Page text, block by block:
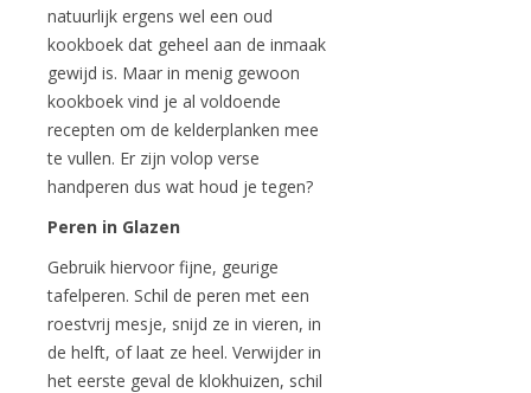
natuurlijk ergens wel een oud
kookboek dat geheel aan de inmaak
gewijd is. Maar in menig gewoon
kookboek vind je al voldoende
recepten om de kelderplanken mee
te vullen. Er zijn volop verse
handperen dus wat houd je tegen?
Peren in Glazen
Gebruik hiervoor fijne, geurige
tafelperen. Schil de peren met een
roestvrij mesje, snijd ze in vieren, in
de helft, of laat ze heel. Verwijder in
het eerste geval de klokhuizen, schil